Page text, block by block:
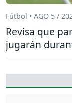
Fútbol • AGO 5 /
Revisa que
jugarán